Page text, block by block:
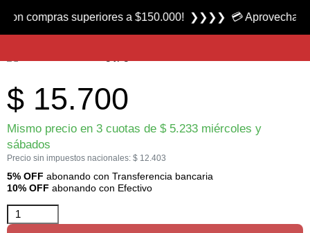
Nuevo | 3 vendidos
Pegamento Cool Flex para Arquería marca Bohning
$ 15.700
Mismo precio en 3 cuotas de $5.233 miércoles y
sábados
Precio sin impuestos nacionales: $ 12.403
5% OFF abonando con Transferencia bancaria
10% OFF abonando con Efectivo
superiores a $150.000! ❯❯❯❯ 💳 Aprovecha las 3